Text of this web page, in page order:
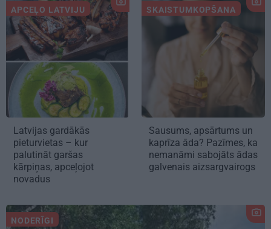
APCEĻO LATVIJU
Latvijas gardākās
pieturvietas – kur
palutināt garšas
kārpiņas, apceļojot
novadus
SKAISTUMKOPŠANA
Sausums, apsārtums un
kaprīza āda? Pazīmes, ka
nemanāmi sabojāts ādas
galvenais aizsargvairogs
NODERĪGI